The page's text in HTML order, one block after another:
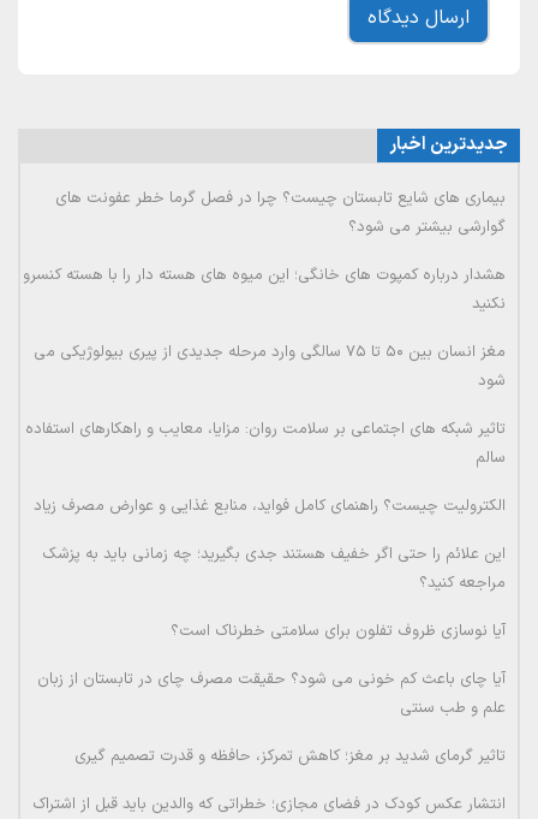
جدیدترین اخبار
بیماری های شایع تابستان چیست؟ چرا در فصل گرما خطر عفونت های
گوارشی بیشتر می شود؟
هشدار درباره کمپوت های خانگی؛ این میوه های هسته دار را با هسته کنسرو
نکنید
مغز انسان بین ۵۰ تا ۷۵ سالگی وارد مرحله جدیدی از پیری بیولوژیکی می
شود
تاثیر شبکه های اجتماعی بر سلامت روان: مزایا، معایب و راهکارهای استفاده
سالم
الکترولیت چیست؟ راهنمای کامل فواید، منابع غذایی و عوارض مصرف زیاد
این علائم را حتی اگر خفیف هستند جدی بگیرید؛ چه زمانی باید به پزشک
مراجعه کنید؟
آیا نوسازی ظروف تفلون برای سلامتی خطرناک است؟
آیا چای باعث کم خونی می شود؟ حقیقت مصرف چای در تابستان از زبان
علم و طب سنتی
تاثیر گرمای شدید بر مغز؛ کاهش تمرکز، حافظه و قدرت تصمیم گیری
انتشار عکس کودک در فضای مجازی؛ خطراتی که والدین باید قبل از اشتراک